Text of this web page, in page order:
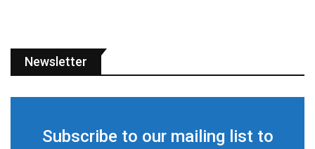
Newsletter
Subscribe to our mailing list to